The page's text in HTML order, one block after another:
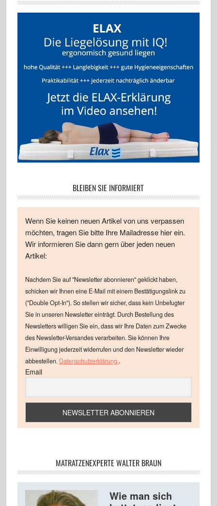
BLEIBEN SIE INFORMIERT
Wenn Sie keinen neuen Artikel von uns verpassen
möchten, tragen Sie bitte Ihre Mailadresse hier ein.
Wir informieren Sie dann gern über jeden neuen
Artikel:
Nachdem Sie auf "Newsletter abonnieren" geklickt haben,
schicken wir Ihnen eine E-Mail mit einem Bestätigungslink zu
("Double Opt-In"). So stellen wir sicher, dass kein Unbefugter
Sie in unseren Newsletter einträgt. Durch Bestellung des
Newsletters willigen Sie ein, dass wir Ihre Daten zum Zwecke
des Newsletter-Versandes verarbeiten. Sie können Ihre
Einwilligung jederzeit widerrufen und den Newsletter wieder
abbestellen. Datenschutzerklärung .
Email
MATRATZENEXPERTE WALTER BRAUN
Wie man sich